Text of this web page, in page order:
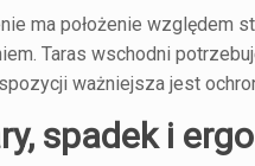
ma położenie względem
Taras wschodni
ważniejsza jest
spadek i